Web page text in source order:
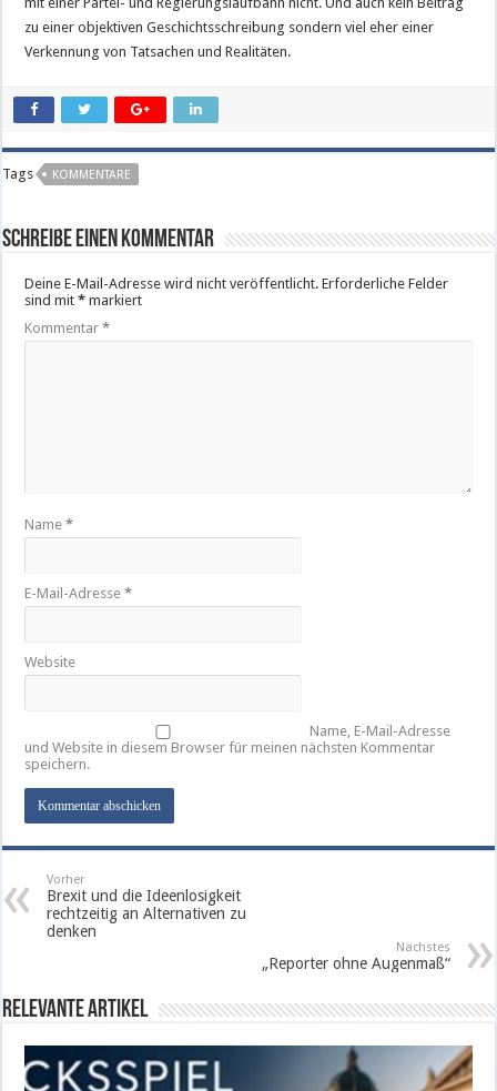
zu einer objektiven Geschichtsschreibung sondern viel eher einer
Verkennung von Tatsachen und Realitäten.
Tags KOMMENTARE
Schreibe einen Kommentar
Deine E-Mail-Adresse wird nicht veröffentlicht. Erforderliche Felder
sind mit* markiert
Kommentar*
Name*
E-Mail-Adresse*
Website
Name, E-Mail-Adresse
und Website in diesem Browser für meinen nächsten Kommentar
speichern.
Vorher
Brexit und die Ideenlosigkeit
rechtzeitig an Alternativen zu
denken
Nächstes
„Reporter ohne Augenmaß“
Relevante Artikel